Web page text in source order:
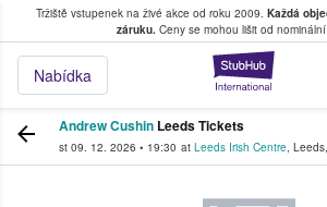
Tržiště vstupenek na živé akce od roku 2009. Každá
záruku.Ceny se mohou lišit od
Nabídka
kde fanoušci kupují a
Andrew Cushin Leeds Tickets
st 09. 12. 2026 • 19:30 at Leeds Irish Centre, Leeds,